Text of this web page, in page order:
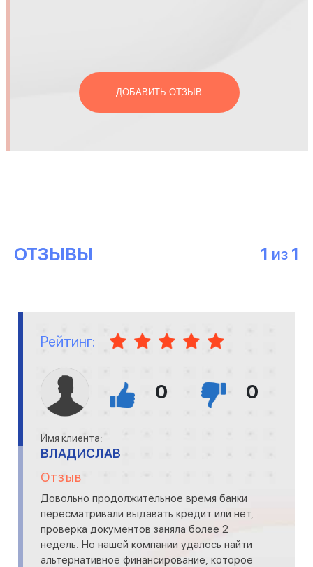
ДОБАВИТЬ ОТЗЫВ
ОТЗЫВЫ 1 ИЗ 1
Рейтинг:
0 0
Имя клиента:
ВЛАДИСЛАВ
Отзыв
Довольно продолжительное время банки
пересматривали выдавать кредит или нет,
проверка документов заняла более 2
недель. Но нашей компании удалось найти
альтернативное финансирование, которое